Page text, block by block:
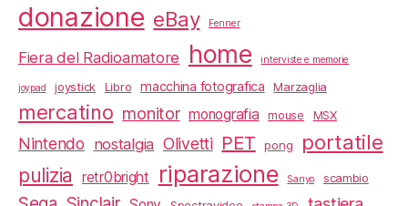
donazione eBay Fenner
Fiera del Radioamatore home interviste e memorie
joypad joystick Libro macchina fotografica Marzaglia
mercatino monitor monografia mouse MSX
Nintendo nostalgia Olivetti PET pong portatile
pulizia retr0bright riparazione Sanyo scambio